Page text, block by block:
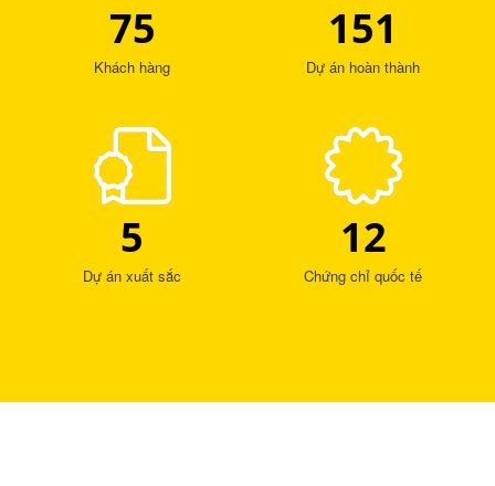
75
Khách hàng
151
Dự án hoàn thành
5
Dự án xuất sắc
12
Chứng chỉ quốc tế